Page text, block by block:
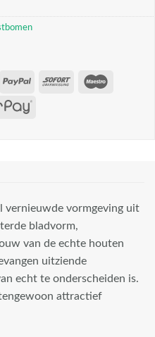
vernieuwde vormgeving uit
bladvorm,
van de echte houten
uitziende
echt te onderscheiden is.
attractief